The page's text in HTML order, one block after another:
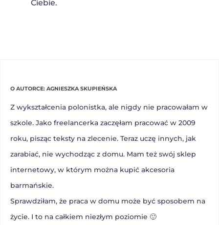
Ciebie.
O AUTORCE: AGNIESZKA SKUPIEŃSKA
Z wykształcenia polonistka, ale nigdy nie pracowałam w
szkole. Jako freelancerka zaczęłam pracować w 2009
roku, pisząc teksty na zlecenie. Teraz uczę innych, jak
zarabiać, nie wychodząc z domu. Mam też swój sklep
internetowy, w którym można kupić akcesoria
barmańskie.
Sprawdziłam, że praca w domu może być sposobem na
życie. I to na całkiem niezłym poziomie 🙂